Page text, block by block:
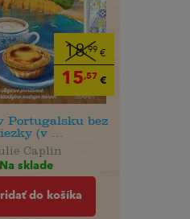
18,99 €
15,57 €
Portugalsku bez
(v ...
Caplin
Na sklade
do košíka